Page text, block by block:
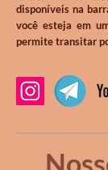
disponíveis na
você esteja em
permite transitar